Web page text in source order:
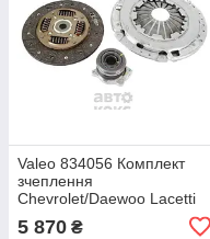
Valeo 834056 Комплект
зчеплення
Chevrolet/Daewoo Lacetti
5 870 ₴